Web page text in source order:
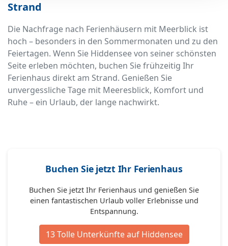
Strand
Die Nachfrage nach Ferienhäusern mit Meerblick ist
hoch – besonders in den Sommermonaten und zu den
Feiertagen. Wenn Sie Hiddensee von seiner schönsten
Seite erleben möchten, buchen Sie frühzeitig Ihr
Ferienhaus direkt am Strand. Genießen Sie
unvergessliche Tage mit Meeresblick, Komfort und
Ruhe – ein Urlaub, der lange nachwirkt.
Buchen Sie jetzt Ihr Ferienhaus
Buchen Sie jetzt Ihr Ferienhaus und genießen Sie
einen fantastischen Urlaub voller Erlebnisse und
Entspannung.
13 Tolle Unterkünfte auf Hiddensee